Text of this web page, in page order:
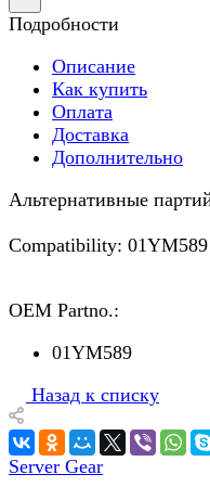
Подробности
Описание
Как купить
Оплата
Доставка
Дополнительно
Альтернативные
Compatibility: 01YM589
OEM Partno.:
01YM589
Назад к списку
Server Gear